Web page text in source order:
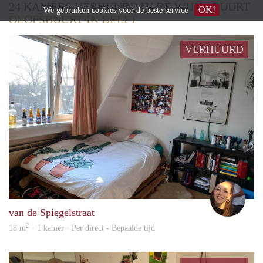
24 KAMERS VERHUURD IN DE WIJK / BUURT
OLOFSBUURT IN DELFT
VERHUURD
Vita
van de Spiegelstraat
18 m2 · 1 kamer · Per direct - Bepaalde tijd
We gebruiken cookies voor de beste service OK!